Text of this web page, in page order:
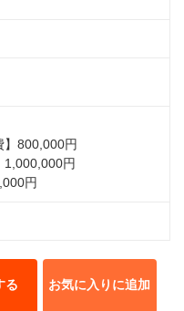
】800,000円
1,000,000円
円
る お気に入りに追加